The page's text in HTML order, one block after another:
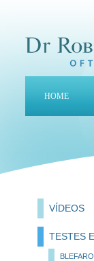
HOME
VÍDEOS
TESTES